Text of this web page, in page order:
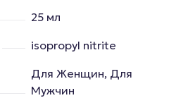
25 мл
isopropyl nitrite
Для Женщин, Для
Мужчин